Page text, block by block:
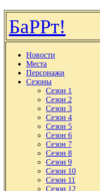
БаРРт!
Новости
Места
Персонажи
Сезоны
Сезон 1
Сезон 2
Сезон 3
Сезон 4
Сезон 5
Сезон 6
Сезон 7
Сезон 8
Сезон 9
Сезон 10
Сезон 11
Сезон 12